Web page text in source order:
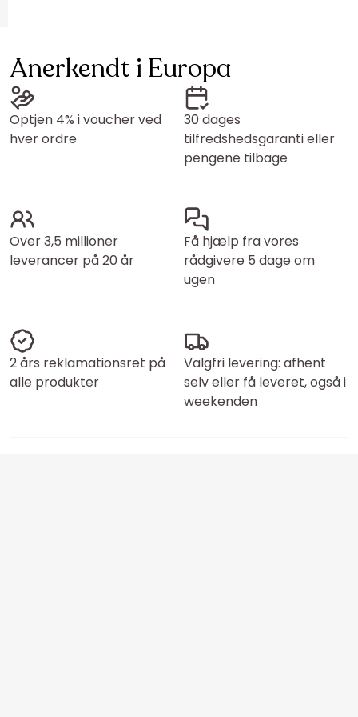
Anerkendt i Europa
Optjen 4% i voucher ved
hver ordre
30 dages
tilfredshedsgaranti eller
pengene tilbage
Over 3,5 millioner
leverancer på 20 år
Få hjælp fra vores
rådgivere 5 dage om
ugen
2 års reklamationsret på
alle produkter
Valgfri levering: afhent
selv eller få leveret, også i
weekenden